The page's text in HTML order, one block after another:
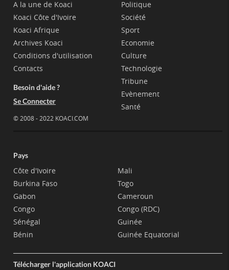
A la une de Koaci
Koaci Côte d'Ivoire
Koaci Afrique
Archives Koaci
Conditions d'utilisation
Contacts
Besoin d'aide ?
Se Connecter
© 2008 - 2022 KOACI.COM
Politique
Société
Sport
Economie
Culture
Technologie
Tribune
Evènement
Santé
Pays
Côte d'Ivoire
Burkina Faso
Gabon
Congo
Sénégal
Bénin
Mali
Togo
Cameroun
Congo (RDC)
Guinée
Guinée Equatorial
Télécharger l'application KOACI